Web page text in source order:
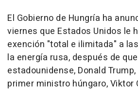
El Gobierno de Hungría ha
viernes que Estados Unidos le
exención "total e ilimitada" a
la energía rusa, después de
estadounidense, Donald
primer ministro húngaro, Viktor